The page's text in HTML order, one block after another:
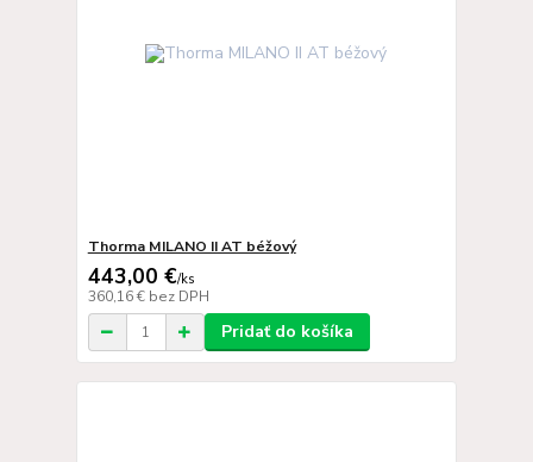
Thorma MILANO II AT béžový
443,00 €/ks
360,16 € bez DPH
Pridať do košíka